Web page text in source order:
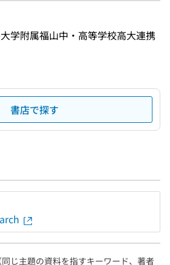
学附属福山中・高等学校高大連携
書店で探す
じ主題の資料を指すキーワード、著者